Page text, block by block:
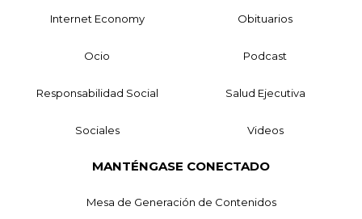
Internet Economy Obituarios
Ocio Podcast
Responsabilidad Social Salud Ejecutiva
Sociales Videos
MANTÉNGASE CONECTADO
Mesa de Generación de Contenidos